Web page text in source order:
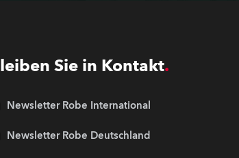
Sie in Kontakt
Newsletter Robe International
Newsletter Robe Deutschland